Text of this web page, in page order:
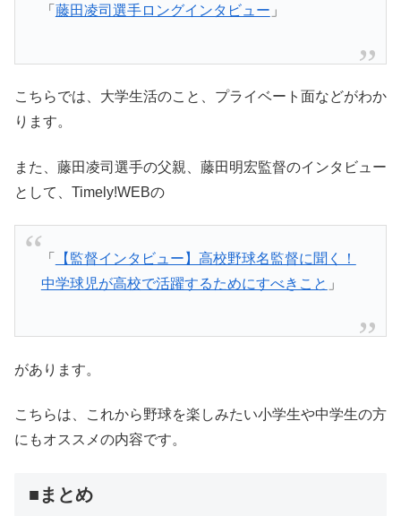
「 藤田凌司選手ロングインタビュー 」
こちらでは、大学生活のこと、プライベート面などがわか
ります。
また、藤田凌司選手の父親、藤田明宏監督のインタビュー
として、Timely!WEBの
「
【監督インタビュー】高校野球名監督に聞く！
中学球児が高校で活躍するためにすべきこと 」
があります。
こちらは、これから野球を楽しみたい小学生や中学生の方
にもオススメの内容です。
■まとめ